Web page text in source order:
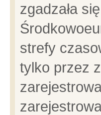
zgadzała
strefy
tylko przez